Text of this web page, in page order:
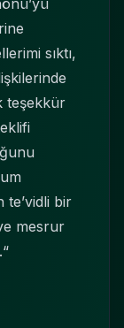
sıktı,
teşekkür
te’vidli bir
mesrur